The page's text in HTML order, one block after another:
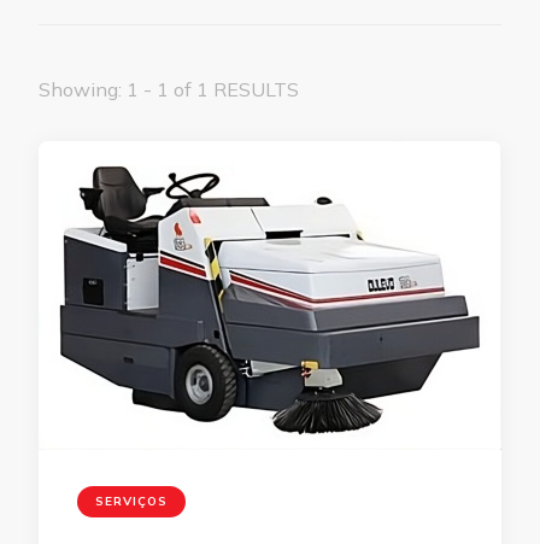
Showing: 1 - 1 of 1 RESULTS
SERVIÇOS